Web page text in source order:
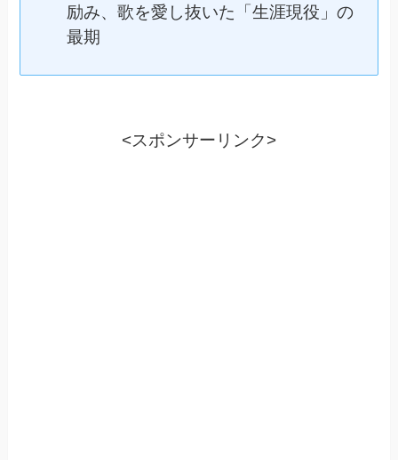
励み、歌を愛し抜いた「生涯現役」の
最期
<スポンサーリンク>